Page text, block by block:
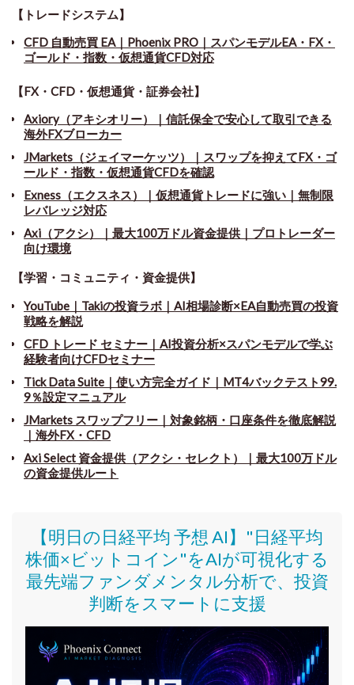
【トレードシステム】
CFD 自動売買 EA｜Phoenix PRO｜スパンモデルEA・FX・
ゴールド・指数・仮想通貨CFD対応
【FX・CFD・仮想通貨・証券会社】
Axiory（アキシオリー）｜信託保全で安心して取引できる
海外FXブローカー
JMarkets（ジェイマーケッツ）｜スワップを抑えてFX・ゴ
ールド・指数・仮想通貨CFDを確認
Exness（エクスネス）｜仮想通貨トレードに強い｜無制限
レバレッジ対応
Axi（アクシ）｜最大100万ドル資金提供｜プロトレーダー
向け環境
【学習・コミュニティ・資金提供】
YouTube｜Takiの投資ラボ｜AI相場診断×EA自動売買の投資
戦略を解説
CFD トレード セミナー ｜ AI投資分析×スパンモデルで学ぶ
経験者向けCFDセミナー
Tick Data Suite ｜ 使い方完全ガイド｜MT4バックテスト99.
9％設定マニュアル
JMarkets スワップフリー ｜ 対象銘柄・口座条件を徹底解説
｜海外FX・CFD
Axi Select 資金提供（アクシ・セレクト）｜最大100万ドル
の資金提供ルート
【明日の日経平均 予想 AI】"日経平均
株価×ビットコイン"をAIが可視化する
最先端ファンダメンタル分析で、投資
判断をスマートに支援